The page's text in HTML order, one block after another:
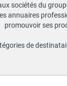
sociétés du
annuaires
promouvoir ses
de